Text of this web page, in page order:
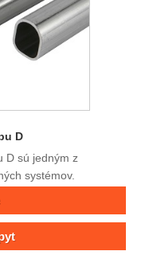
D
D sú jedným z
systémov.